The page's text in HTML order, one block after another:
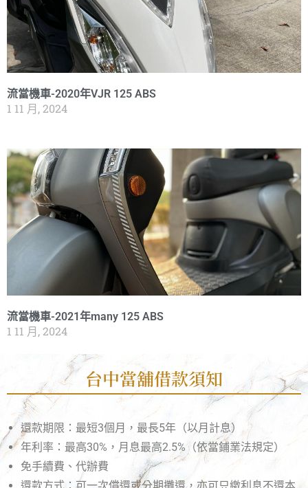
流當機車-2020年VJR 125 ABS
1 11 月, 2024
流當機車-2021年many 125 ABS
1 11 月, 2024
台中當舖借款須知
還款期限：最短3個月，最長5年（以月計息）
年利率：最高30%，月息最高2.5%（依當鋪業法規定）
免手續費、代辦費
還款方式：可一次償還或分期攤還，亦可只繳利息不還本